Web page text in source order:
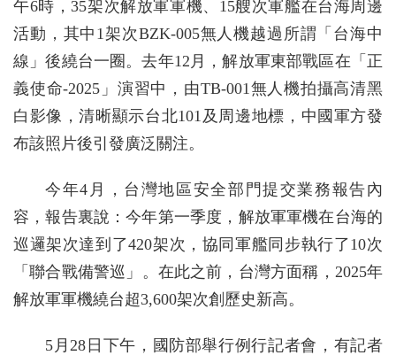
午6時，35架次解放軍軍機、15艘次軍艦在台海周邊
活動，其中1架次BZK-005無人機越過所謂「台海中
線」後繞台一圈。去年12月，解放軍東部戰區在「正
義使命-2025」演習中，由TB-001無人機拍攝高清黑
白影像，清晰顯示台北101及周邊地標，中國軍方發
布該照片後引發廣泛關注。
今年4月，台灣地區安全部門提交業務報告內
容，報告裏說：今年第一季度，解放軍軍機在台海的
巡邏架次達到了420架次，協同軍艦同步執行了10次
「聯合戰備警巡」。在此之前，台灣方面稱，2025年
解放軍軍機繞台超3,600架次創歷史新高。
5月28日下午，國防部舉行例行記者會，有記者